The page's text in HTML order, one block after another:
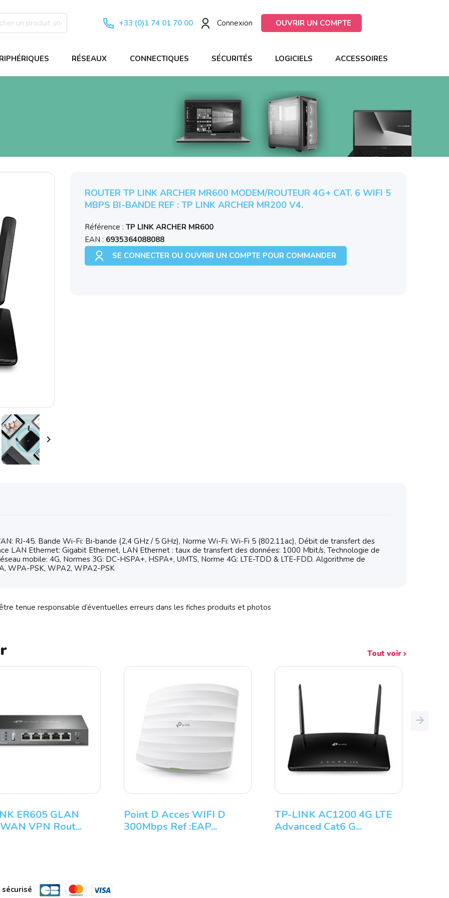
+33 (0)1 74 01 70 00 Connexion OUVRIR UN COMPTE
RÉSEAUX CONNECTIQUES SÉCURITÉS LOGICIELS ACCESSOIRES

ROUTER TP LINK ARCHER MR600 MODEM/ROUTEUR 4G+ CAT. 6 WIFI 5
MBPS BI-BANDE REF : TP LINK ARCHER MR200 V4.
Référence : TP LINK ARCHER MR600
EAN : 6935364088088
SE CONNECTER OU OUVRIR UN COMPTE POUR COMMANDER
RJ-45. Bande Wi-Fi: Bi-bande (2,4 GHz / 5 GHz), Norme Wi-Fi: Wi-Fi 5 (802.11ac), Débit de transfert des
LAN Ethernet: Gigabit Ethernet, LAN Ethernet : taux de transfert des données: 1000 Mbit/s, Technologie de
mobile: 4G, Normes 3G: DC-HSPA+, HSPA+, UMTS, Norme 4G: LTE-TDD & LTE-FDD. Algorithme de
WPA-PSK, WPA2, WPA2-PSK
tenue responsable d’éventuelles erreurs dans les fiches produits et photos
Tout voir
ER605 GLAN
VPN Rout...
Point D Acces WIFI D
300Mbps Ref :EAP...
TP-LINK AC1200 4G LTE
Advanced Cat6 G...
Next